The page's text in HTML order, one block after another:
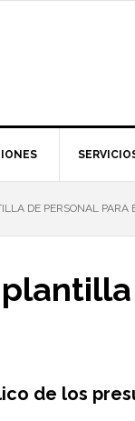
DE PERSONAL PARA
de los